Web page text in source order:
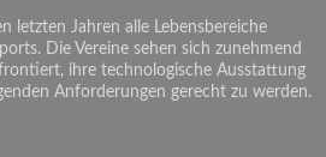
letzten Jahren alle Lebensbereiche
Die Vereine sehen sich zunehmend
ihre technologische Ausstattung
Anforderungen gerecht zu werden.